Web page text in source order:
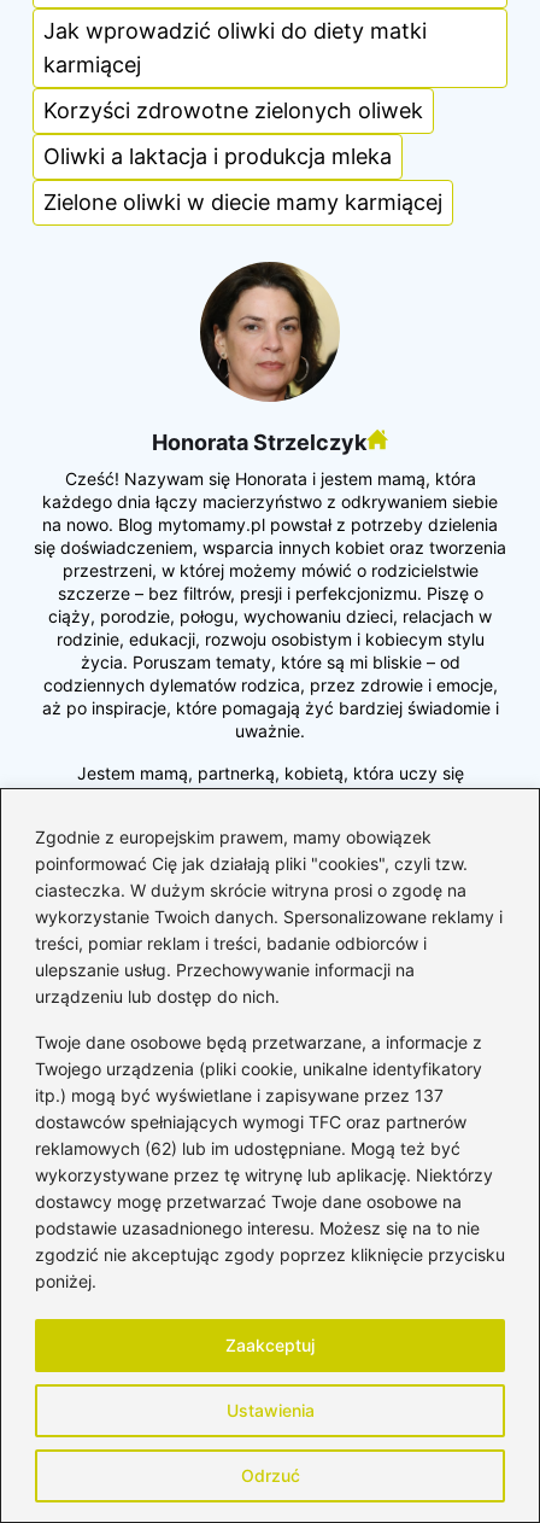
Zgodnie z europejskim prawem, mamy obowiązek
poinformować Cię jak działają pliki "cookies", czyli tzw.
ciasteczka. W dużym skrócie witryna prosi o zgodę na
wykorzystanie Twoich danych. Spersonalizowane reklamy i
treści, pomiar reklam i treści, badanie odbiorców i
ulepszanie usług. Przechowywanie informacji na
urządzeniu lub dostęp do nich.
Twoje dane osobowe będą przetwarzane, a informacje z
Twojego urządzenia (pliki cookie, unikalne identyfikatory
itp.) mogą być wyświetlane i zapisywane przez 137
dostawców spełniających wymogi TFC oraz partnerów
reklamowych (62) lub im udostępniane. Mogą też być
wykorzystywane przez tę witrynę lub aplikację. Niektórzy
dostawcy mogę przetwarzać Twoje dane osobowe na
podstawie uzasadnionego interesu. Możesz się na to nie
zgodzić nie akceptując zgody poprzez kliknięcie przycisku
poniżej.
Ustawienia
Odrzuć
Zaakceptuj
Jak wprowadzić oliwki do diety matki
karmiącej
Korzyści zdrowotne zielonych oliwek
Oliwki a laktacja i produkcja mleka
Zielone oliwki w diecie mamy karmiącej
Honorata Strzelczyk
Cześć! Nazywam się Honorata i jestem mamą, która
każdego dnia łączy macierzyństwo z odkrywaniem siebie
na nowo. Blog mytomamy.pl powstał z potrzeby dzielenia
się doświadczeniem, wsparcia innych kobiet oraz tworzenia
przestrzeni, w której możemy mówić o rodzicielstwie
szczerze – bez filtrów, presji i perfekcjonizmu. Piszę o
ciąży, porodzie, połogu, wychowaniu dzieci, relacjach w
rodzinie, edukacji, rozwoju osobistym i kobiecym stylu
życia. Poruszam tematy, które są mi bliskie – od
codziennych dylematów rodzica, przez zdrowie i emocje,
aż po inspiracje, które pomagają żyć bardziej świadomie i
uważnie.
Jestem mamą, partnerką, kobietą, która uczy się
równowagi między byciem dla innych a byciem dla siebie.
akceptacji – dlatego stworzyłam miejsce, w którym możemy
się wspierać, wymieniać doświadczeniami i razem dorastać
do swojej najlepszej wersji. Zapraszam Cię do mojego
świata – pełnego miłości, autentyczności, refleksji i małych,
wielkich codziennych chwil. Jestem tu, by inspirować,
pomagać, dodawać odwagi i przypominać, że w tym
wszystkim… naprawdę nie jesteśmy same.
←
Bezpieczne stosowanie Gynoxin Uno a karmienie
piersią: co warto wiedzieć?
→
Jak sprawić, aby dzieci chętnie wróciły do szkoły po
wakacjach?
Dodaj komentarz
Twój adres email nie zostanie opublikowany.
Wymagane pola są oznaczone
Komentarz*